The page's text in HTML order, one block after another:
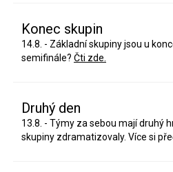
Konec skupin
14.8. - Základní skupiny jsou u
semifinále? Čti zde.
Druhý den
13.8. - Týmy za sebou mají druhý
skupiny zdramatizovaly. Více si